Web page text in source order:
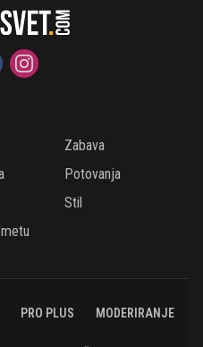
Zabava
Potovanja
Stil
PRO PLUS MODERIRANJE